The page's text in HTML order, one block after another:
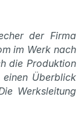
der Firma
im Werk nach
die Produktion
Überblick
Werksleitung